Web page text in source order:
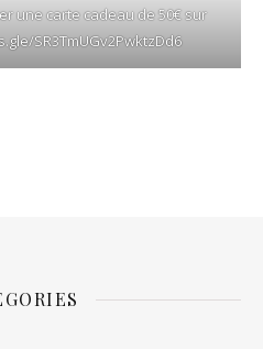
une carte cadeau de 50€ sur
SR3TmUGv2PwktzDd6